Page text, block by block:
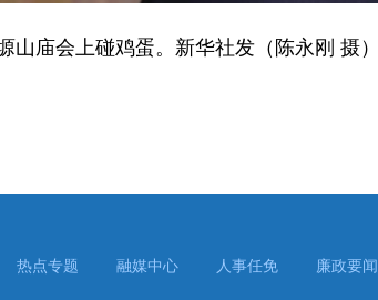
庙会上碰鸡蛋。新华社发（陈永刚 摄）
热点专题 融媒中心 人事任免 廉政要闻